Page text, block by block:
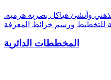
وأنشئ هياكل بصرية هرمية.
المخططات الدائرية